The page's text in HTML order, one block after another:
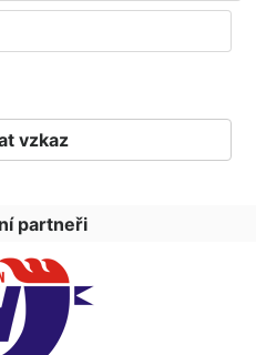
partneři